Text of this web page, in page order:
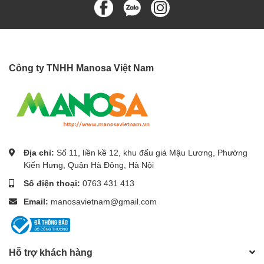
Công ty TNHH Manosa Việt Nam
Địa chỉ: Số 11, liền kề 12, khu đấu giá Mậu Lương, Phường
Kiến Hưng, Quận Hà Đông, Hà Nội
Số điện thoại: 0763 431 413
Email: manosavietnam@gmail.com
Hỗ trợ khách hàng